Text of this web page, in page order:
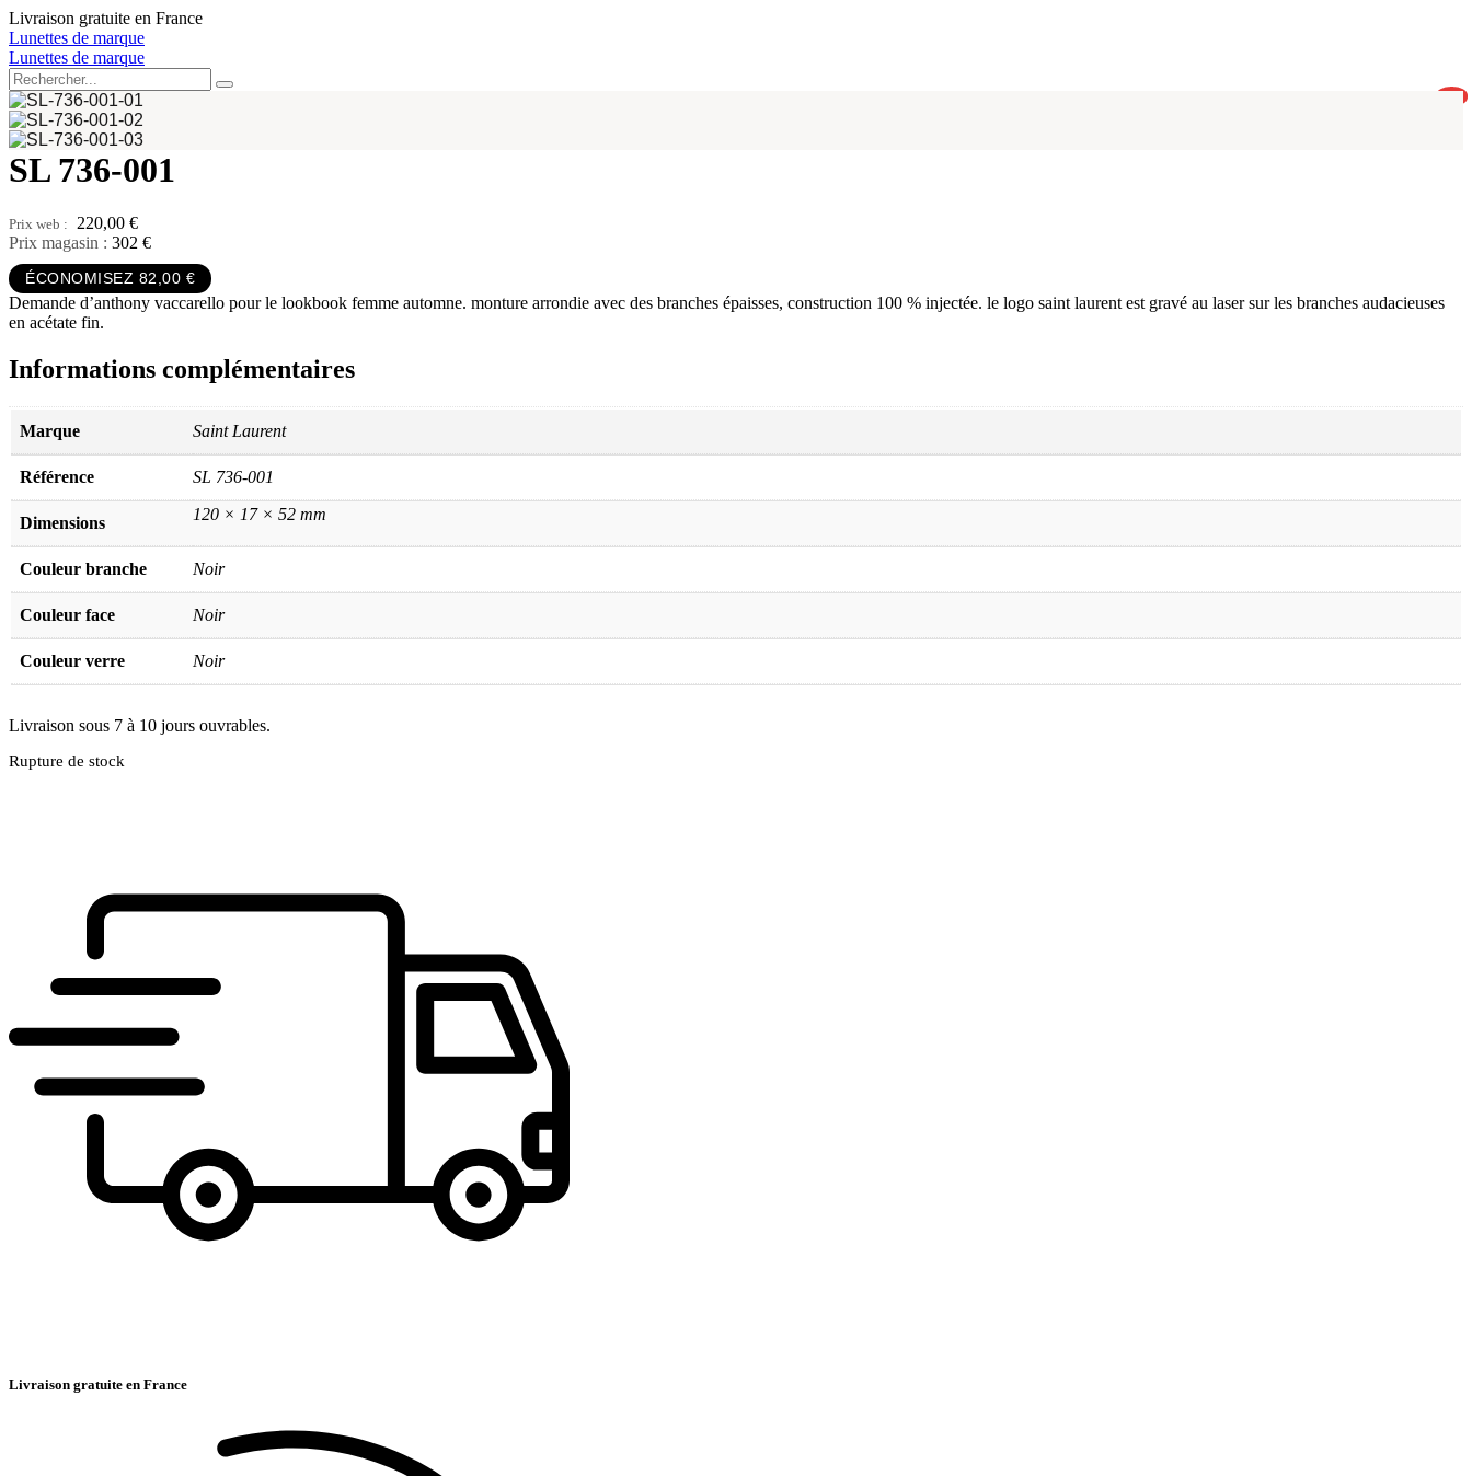
Aller
au
contenu
Livraison gratuite en France
Lunettes de marque
Lunettes de marque
SL 736-001
220,00 €
Prix magasin : 302 €
ÉCONOMISEZ 82,00 €
Demande d’anthony vaccarello pour le lookbook femme automne. monture arrondie avec des branches épaisses, construction 100 % injectée. le logo saint laurent est gravé au laser sur les branches audacieuses
en acétate fin.
Informations complémentaires
Référence SL 736-001
Dimensions 120 × 17 × 52 mm
Couleur branche Noir
Couleur face Noir
Couleur verre Noir
Marque Saint Laurent
Livraison sous 7 à 10 jours ouvrables.
Rupture de stock
Livraison gratuite en France